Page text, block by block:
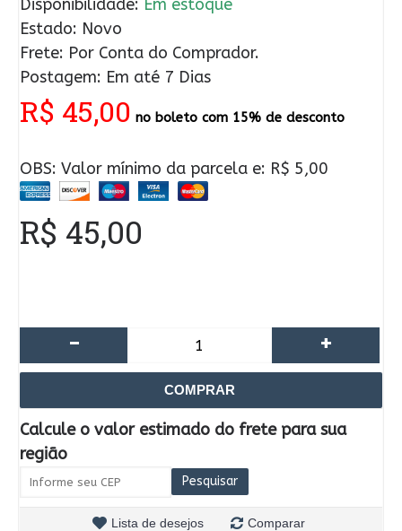
Disponibilidade: Em estoque
Estado: Novo
Frete: Por Conta do Comprador.
Postagem: Em até 7 Dias
R$ 45,00 no boleto com 15% de desconto
OBS: Valor mínimo da parcela e: R$ 5,00
R$ 45,00
- +
COMPRAR
Calcule o valor estimado do frete para sua
região
Lista de desejos Comparar